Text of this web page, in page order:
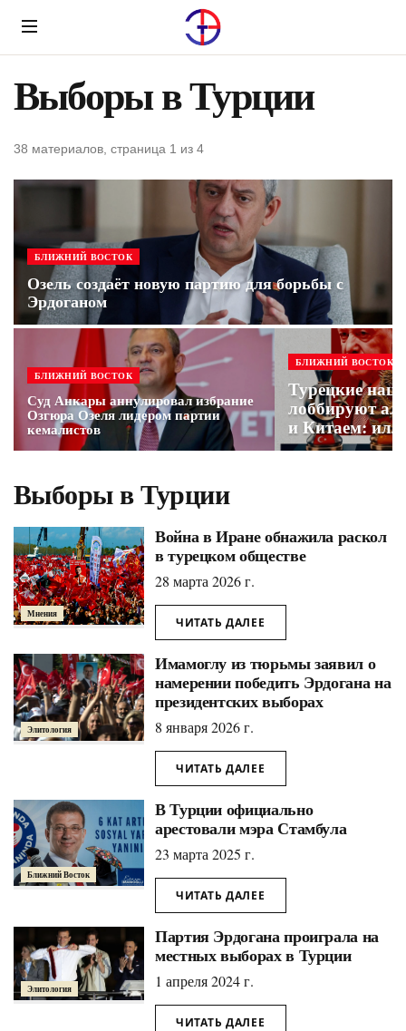
Menu
Выборы в Турции
38 материалов, страница 1 из 4
БЛИЖНИЙ ВОСТОК
Озель создаёт новую партию для борьбы с
Эрдоганом
БЛИЖНИЙ ВОСТОК
Суд Анкары аннулировал избрание
Озгюра Озеля лидером партии
кемалистов
БЛИЖНИЙ ВОСТОК
Турецкие
лоббируют
и Китаем:
реальная
Выборы в Турции
Мнения
Война в Иране обнажила раскол
в турецком обществе
28 марта 2026 г.
ЧИТАТЬ ДАЛЕЕ
Элитология
Имамоглу из тюрьмы заявил о
намерении победить Эрдогана на
президентских выборах
8 января 2026 г.
ЧИТАТЬ ДАЛЕЕ
Ближний Восток
В Турции официально
арестовали мэра Стамбула
23 марта 2025 г.
ЧИТАТЬ ДАЛЕЕ
Элитология
Партия Эрдогана проиграла на
местных выборах в Турции
1 апреля 2024 г.
ЧИТАТЬ ДАЛЕЕ